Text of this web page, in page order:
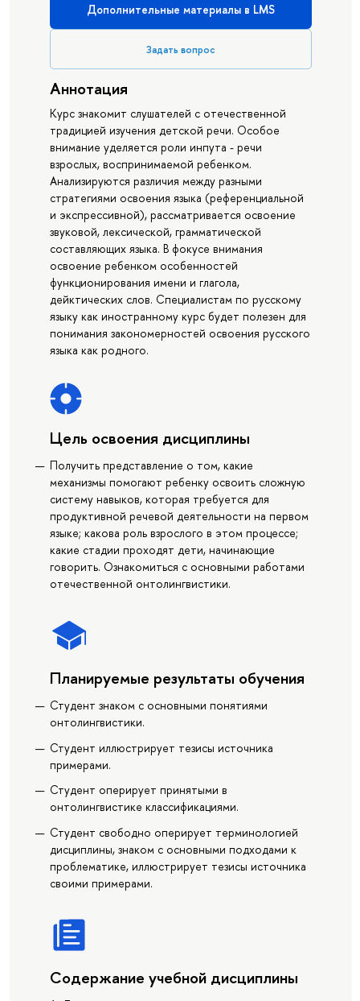
Дополнительные материалы в LMS
Задать вопрос
Аннотация
Курс знакомит слушателей с отечественной
традицией изучения детской речи. Особое
внимание уделяется роли инпута - речи
взрослых, воспринимаемой ребенком.
Анализируются различия между разными
стратегиями освоения языка (референциальной
и экспрессивной), рассматривается освоение
звуковой, лексической, грамматической
составляющих языка. В фокусе внимания
освоение ребенком особенностей
функционирования имени и глагола,
дейктических слов. Специалистам по русскому
языку как иностранному курс будет полезен для
понимания закономерностей освоения русского
языка как родного.
Цель освоения дисциплины
Получить представление о том, какие
механизмы помогают ребенку освоить сложную
систему навыков, которая требуется для
продуктивной речевой деятельности на первом
языке; какова роль взрослого в этом процессе;
какие стадии проходят дети, начинающие
говорить. Ознакомиться с основными работами
отечественной онтолингвистики.
Планируемые результаты обучения
Студент знаком с основными понятиями
онтолингвистики.
Студент иллюстрирует тезисы источника
примерами.
Студент оперирует принятыми в
онтолингвистике классификациями.
Студент свободно оперирует терминологией
дисциплины, знаком с основными подходами к
проблематике, иллюстрирует тезисы источника
своими примерами.
Содержание учебной дисциплины